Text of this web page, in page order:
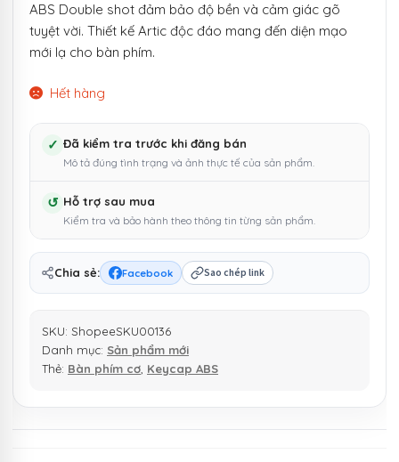
ABS Double shot đảm bảo độ bền và cảm giác gõ
tuyệt vời. Thiết kế Artic độc đáo mang đến diện mạo
mới lạ cho bàn phím.
Hết hàng
✓ Đã kiểm tra trước khi đăng bán
Mô tả đúng tình trạng và ảnh thực tế của sản phẩm.
↺ Hỗ trợ sau mua
Kiểm tra và bảo hành theo thông tin từng sản phẩm.
Chia sẻ: Facebook Sao chép link
SKU: ShopeeSKU00136
Danh mục: Sản phẩm mới
Thẻ: Bàn phím cơ Keycap ABS